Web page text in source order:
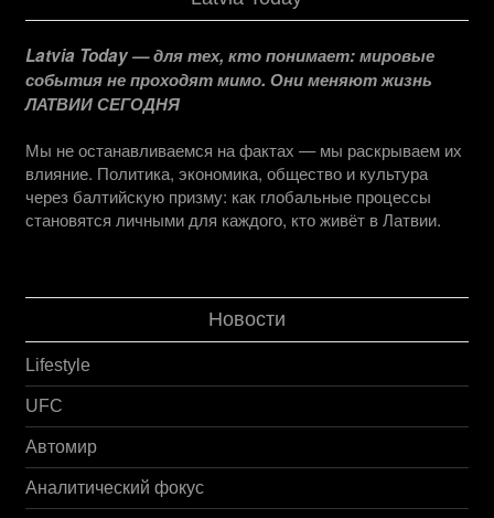
Latvia Today — для тех, кто понимает: мировые
события не проходят мимо. Они меняют жизнь
ЛАТВИИ СЕГОДНЯ
Мы не останавливаемся на фактах — мы раскрываем их
влияние. Политика, экономика, общество и культура
через балтийскую призму: как глобальные процессы
становятся личными для каждого, кто живёт в Латвии.
Новости
Lifestyle
UFC
Автомир
Аналитический фокус